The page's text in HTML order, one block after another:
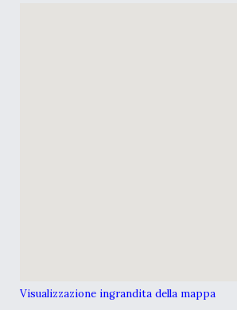
Visualizzazione ingrandita della mappa